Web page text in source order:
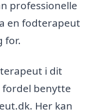
professionelle
en fodterapeut
for.
i dit
fordel benytte
Her kan